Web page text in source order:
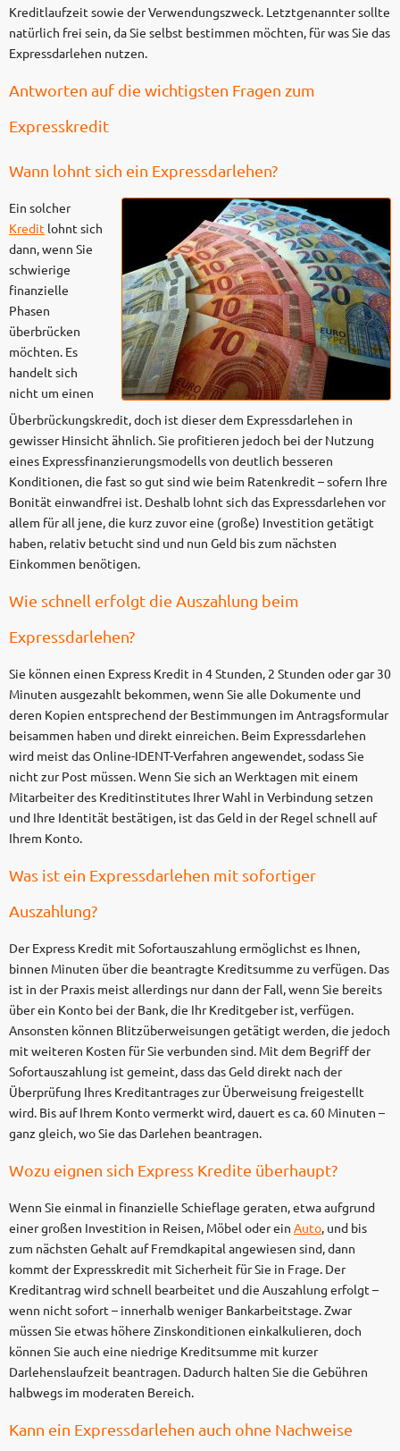
Kreditlaufzeit sowie der Verwendungszweck. Letztgenannter sollte
natürlich frei sein, da Sie selbst bestimmen möchten, für was Sie das
Expressdarlehen nutzen.
Antworten auf die wichtigsten Fragen zum
Expresskredit
Wann lohnt sich ein Expressdarlehen?
Ein solcher
Kredit lohnt sich
dann, wenn Sie
schwierige
finanzielle
Phasen
überbrücken
möchten. Es
handelt sich
nicht um einen
Überbrückungskredit, doch ist dieser dem Expressdarlehen in
gewisser Hinsicht ähnlich. Sie profitieren jedoch bei der Nutzung
eines Expressfinanzierungsmodells von deutlich besseren
Konditionen, die fast so gut sind wie beim Ratenkredit – sofern Ihre
Bonität einwandfrei ist. Deshalb lohnt sich das Expressdarlehen vor
allem für all jene, die kurz zuvor eine (große) Investition getätigt
haben, relativ betucht sind und nun Geld bis zum nächsten
Einkommen benötigen.
Wie schnell erfolgt die Auszahlung beim
Expressdarlehen?
Sie können einen Express Kredit in 4 Stunden, 2 Stunden oder gar 30
Minuten ausgezahlt bekommen, wenn Sie alle Dokumente und
deren Kopien entsprechend der Bestimmungen im Antragsformular
beisammen haben und direkt einreichen. Beim Expressdarlehen
wird meist das Online-IDENT-Verfahren angewendet, sodass Sie
nicht zur Post müssen. Wenn Sie sich an Werktagen mit einem
Mitarbeiter des Kreditinstitutes Ihrer Wahl in Verbindung setzen
und Ihre Identität bestätigen, ist das Geld in der Regel schnell auf
Ihrem Konto.
Was ist ein Expressdarlehen mit sofortiger
Auszahlung?
Der Express Kredit mit Sofortauszahlung ermöglichst es Ihnen,
binnen Minuten über die beantragte Kreditsumme zu verfügen. Das
ist in der Praxis meist allerdings nur dann der Fall, wenn Sie bereits
über ein Konto bei der Bank, die Ihr Kreditgeber ist, verfügen.
Ansonsten können Blitzüberweisungen getätigt werden, die jedoch
mit weiteren Kosten für Sie verbunden sind. Mit dem Begriff der
Sofortauszahlung ist gemeint, dass das Geld direkt nach der
Überprüfung Ihres Kreditantrages zur Überweisung freigestellt
wird. Bis auf Ihrem Konto vermerkt wird, dauert es ca. 60 Minuten –
ganz gleich, wo Sie das Darlehen beantragen.
Wozu eignen sich Express Kredite überhaupt?
Wenn Sie einmal in finanzielle Schieflage geraten, etwa aufgrund
einer großen Investition in Reisen, Möbel oder ein Auto, und bis
zum nächsten Gehalt auf Fremdkapital angewiesen sind, dann
kommt der Expresskredit mit Sicherheit für Sie in Frage. Der
Kreditantrag wird schnell bearbeitet und die Auszahlung erfolgt –
wenn nicht sofort – innerhalb weniger Bankarbeitstage. Zwar
müssen Sie etwas höhere Zinskonditionen einkalkulieren, doch
können Sie auch eine niedrige Kreditsumme mit kurzer
Darlehenslaufzeit beantragen. Dadurch halten Sie die Gebühren
halbwegs im moderaten Bereich.
Kann ein Expressdarlehen auch ohne Nachweise